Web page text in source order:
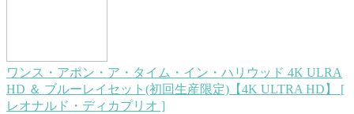
ワンス・アポン・ア・タイム・イン・ハリウッド 4K ULRA
HD ＆ ブルーレイセット(初回生産限定)【4K ULTRA HD】 [
レオナルド・ディカプリオ ]